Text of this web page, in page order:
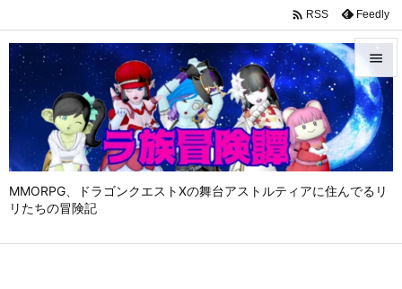
MMORPG、ドラゴンクエストⅩの舞台アストルティアに住んでるリ
リたちの冒険記


メニュ

サイド

 RSS Feedly